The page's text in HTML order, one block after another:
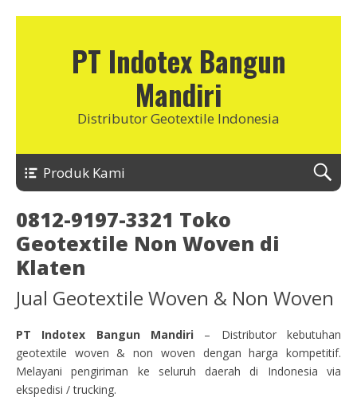
PT Indotex Bangun
Mandiri
Distributor Geotextile Indonesia
Produk Kami
0812-9197-3321 Toko
Geotextile Non Woven di
Klaten
Jual Geotextile Woven & Non Woven
PT Indotex Bangun Mandiri – Distributor kebutuhan
geotextile woven & non woven dengan harga kompetitif.
Melayani pengiriman ke seluruh daerah di Indonesia via
ekspedisi / trucking.